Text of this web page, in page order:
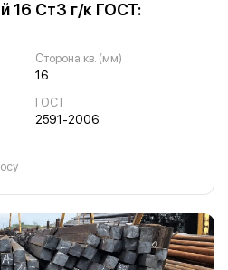
16 Ст3 г/к ГОСТ:
Сторона кв. (мм)
16
ГОСТ
2591-2006